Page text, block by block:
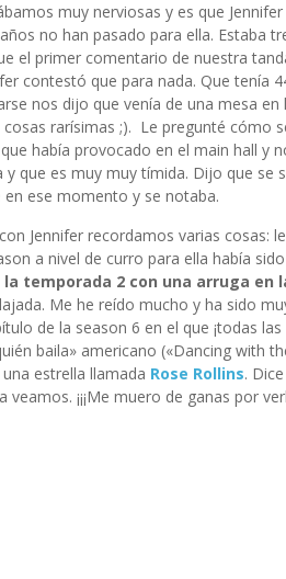
muy nerviosas y es que
no han pasado para ella. Estaba
el primer comentario de nuestra
contestó que para nada. Que tenía
nos dijo que venía de una mesa
rarísimas ;). Le pregunté cómo
había provocado en el main hall y
y que es muy muy tímida. Dijo que
ese momento y se notaba.
Jennifer recordamos varias
a nivel de curro para ella había
temporada 2 con una arruga en
Me he reído mucho y ha sido
de la season 6 en el que ¡todas
baila» americano («Dancing with
estrella llamada Rose Rollins.
¡¡¡Me muero de ganas por